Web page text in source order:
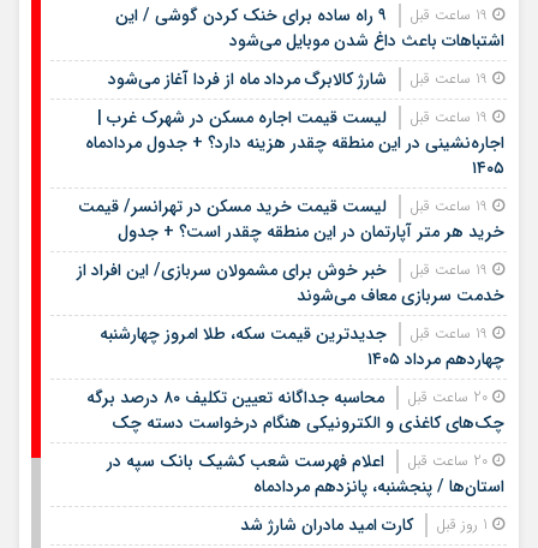
۹ راه ساده برای خنک کردن گوشی / این
اشتباهات باعث داغ شدن موبایل می‌شود
شارژ کالابرگ مرداد ماه از فردا آغاز می‌شود
لیست قیمت اجاره مسکن در شهرک غرب |
اجاره‌نشینی در این منطقه چقدر هزینه دارد؟ + جدول مردادماه
۱۴۰۵
لیست قیمت خرید مسکن در تهرانسر/ قیمت
خرید هر متر آپارتمان در این منطقه چقدر است؟ + جدول
خبر خوش برای مشمولان سربازی/ این افراد از
خدمت سربازی معاف می‌شوند
جدیدترین قیمت سکه، طلا امروز چهارشنبه
چهاردهم مرداد ۱۴۰۵
محاسبه جداگانه تعیین تکلیف ۸۰ درصد برگه
چک‌های کاغذی و الکترونیکی هنگام درخواست دسته چک
اعلام فهرست شعب کشیک بانک سپه در
استان‌ها / پنجشنبه، پانزدهم مردادماه
کارت امید مادران شارژ شد